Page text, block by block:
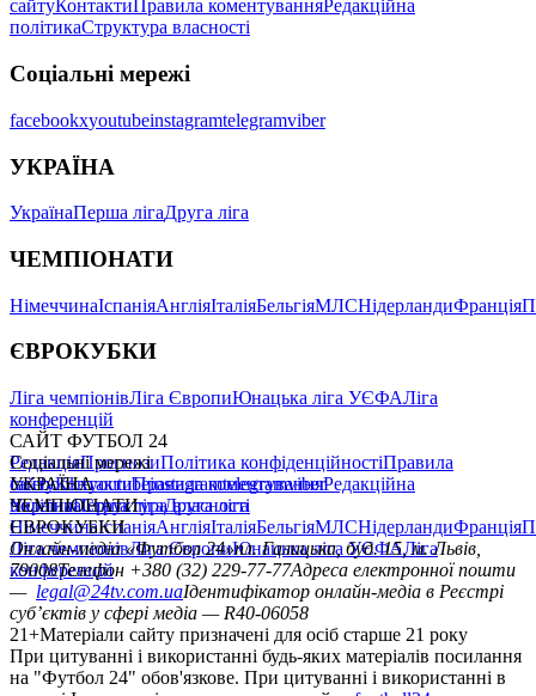
сайтуКонтактиПравила коментуванняРедакційна
політикаСтруктура власності
Соціальні мережі
facebookxyoutubeinstagramtelegramviber
УКРАЇНА
УкраїнаПерша лігаДруга ліга
ЧЕМПІОНАТИ
НімеччинаІспаніяАнгліяІталіяБельгіяМЛСНідерландиФранція
ЄВРОКУБКИ
Ліга чемпіонівЛіга ЄвропиЮнацька ліга УЄФАЛіга
конференцій
САЙТ ФУТБОЛ 24
РедакціяПрогнозиПолітика конфіденційностіПравила
сайтуКонтактиПравила коментуванняРедакційна
політикаСтруктура власності
Соціальні мережі
facebookxyoutubeinstagramtelegramviber
УКРАЇНА
УкраїнаПерша лігаДруга ліга
ЧЕМПІОНАТИ
НімеччинаІспаніяАнгліяІталіяБельгіяМЛСНідерландиФранція
ЄВРОКУБКИ
Ліга чемпіонівЛіга ЄвропиЮнацька ліга УЄФАЛіга
конференцій
Онлайн-медіа «Футбол 24»пл. Галицька, буд. 15, м. Львів,
79008Телефон +380 (32) 229-77-77Адреса електронної пошти
— legal@24tv.com.uaІдентифікатор онлайн-медіа в Реєстрі
суб’єктів у сфері медіа — R40-06058
21+Матеріали сайту призначені для осіб старше 21 року
При цитуванні і використанні будь-яких матеріалів посилання
на "Футбол 24" обов'язкове. При цитуванні і використанні в